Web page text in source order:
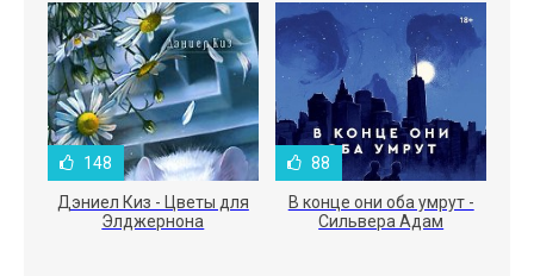
148
Дэниел Киз - Цветы для
Элджернона
88
В конце они оба умрут -
Сильвера Адам